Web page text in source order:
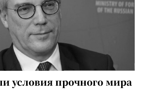
условия прочного мира